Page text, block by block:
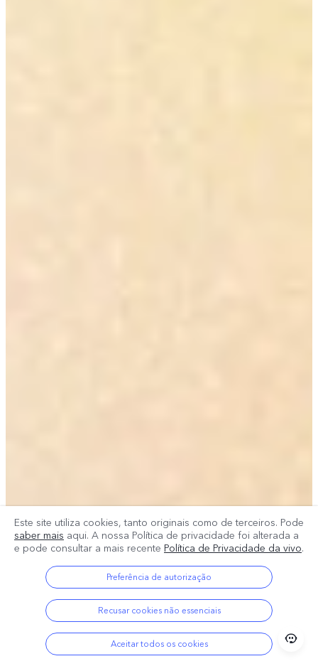
Este site utiliza cookies, tanto originais como de terceiros. Pode
saber mais aqui. A nossa Política de privacidade foi alterada a
e pode consultar a mais recente Política de Privacidade da vivo.
Preferência de autorização
Recusar cookies não essenciais
Aceitar todos os cookies